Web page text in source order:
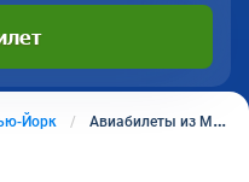
Йорк Авиабилеты из Москвы в Нью-Йорк